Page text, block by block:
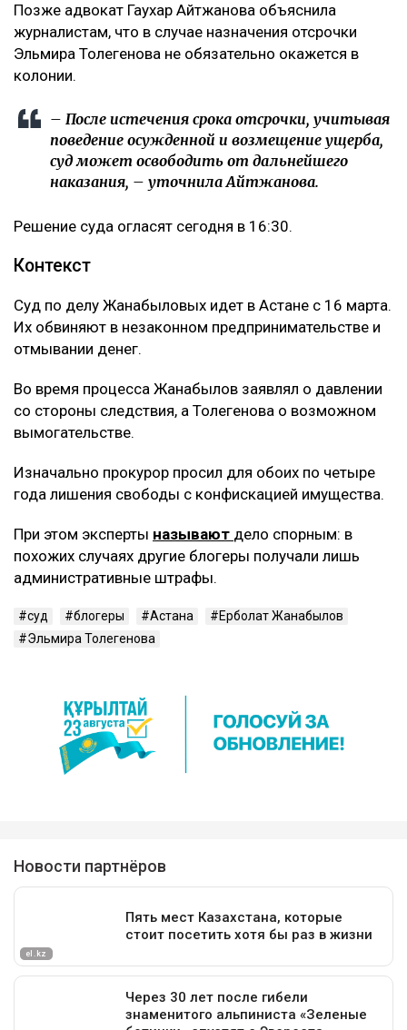
Позже адвокат Гаухар Айтжанова объяснила
журналистам, что в случае назначения отсрочки
Эльмира Толегенова не обязательно окажется в
колонии.
– После истечения срока отсрочки, учитывая
поведение осужденной и возмещение ущерба,
суд может освободить от дальнейшего
наказания, – уточнила Айтжанова.
Решение суда огласят сегодня в 16:30.
Контекст
Суд по делу Жанабыловых идет в Астане с 16 марта.
Их обвиняют в незаконном предпринимательстве и
отмывании денег.
Во время процесса Жанабылов заявлял о давлении
со стороны следствия, а Толегенова о возможном
вымогательстве.
Изначально прокурор просил для обоих по четыре
года лишения свободы с конфискацией имущества.
При этом эксперты называют дело спорным: в
похожих случаях другие блогеры получали лишь
административные штрафы.
суд блогеры Астана
Ерболат Жанабылов
Эльмира Толегенова